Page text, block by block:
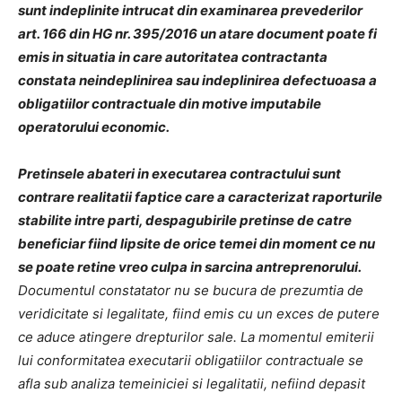
sunt indeplinite intrucat din examinarea prevederilor
art. 166 din HG nr. 395/2016 un atare document poate fi
emis in situatia in care autoritatea contractanta
constata neindeplinirea sau indeplinirea defectuoasa a
obligatiilor contractuale din motive imputabile
operatorului economic.
Pretinsele abateri in executarea contractului sunt
contrare realitatii faptice care a caracterizat raporturile
stabilite intre parti, despagubirile pretinse de catre
beneficiar fiind lipsite de orice temei din moment ce nu
se poate retine vreo culpa in sarcina antreprenorului.
Documentul constatator nu se bucura de prezumtia de
veridicitate si legalitate, fiind emis cu un exces de putere
ce aduce atingere drepturilor sale. La momentul emiterii
lui conformitatea executarii obligatiilor contractuale se
afla sub analiza temeiniciei si legalitatii, nefiind depasit